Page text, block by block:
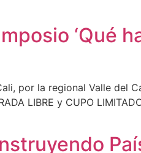
‘Qué
por la regional Valle del
LIBRE y CUPO